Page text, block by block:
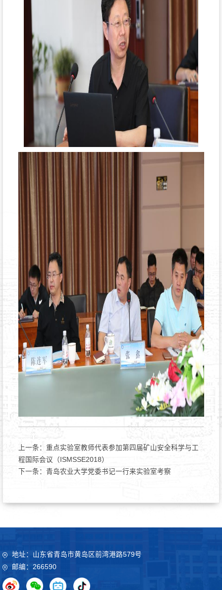
上一条： 重点实验室教师代表参加第四届矿山安全科学与工
程国际会议（ISMSSE2018）
下一条： 青岛农业大学党委书记一行来实验室考察
地址：山东省青岛市黄岛区前湾港路579号
邮编：266590